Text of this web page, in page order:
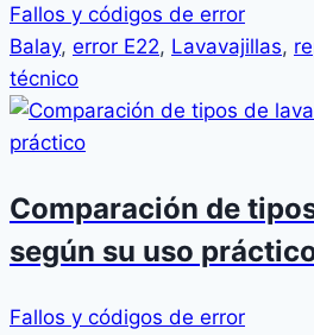
Fallos y códigos de error
Balay, error E22, Lavavajillas,
técnico
Comparación de
según su uso
Fallos y códigos de error